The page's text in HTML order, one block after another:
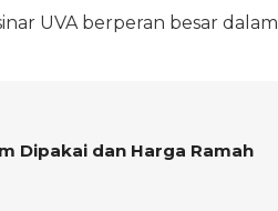
UVA berperan besar dalam
Dipakai dan Harga Ramah